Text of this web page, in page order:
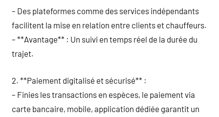
– Des plateformes comme des services indépendants
facilitent la mise en relation entre clients et chauffeurs.
– **Avantage** : Un suivi en temps réel de la durée du
trajet.
2. **Paiement digitalisé et sécurisé** :
– Finies les transactions en espèces, le paiement via
carte bancaire, mobile, application dédiée garantit un